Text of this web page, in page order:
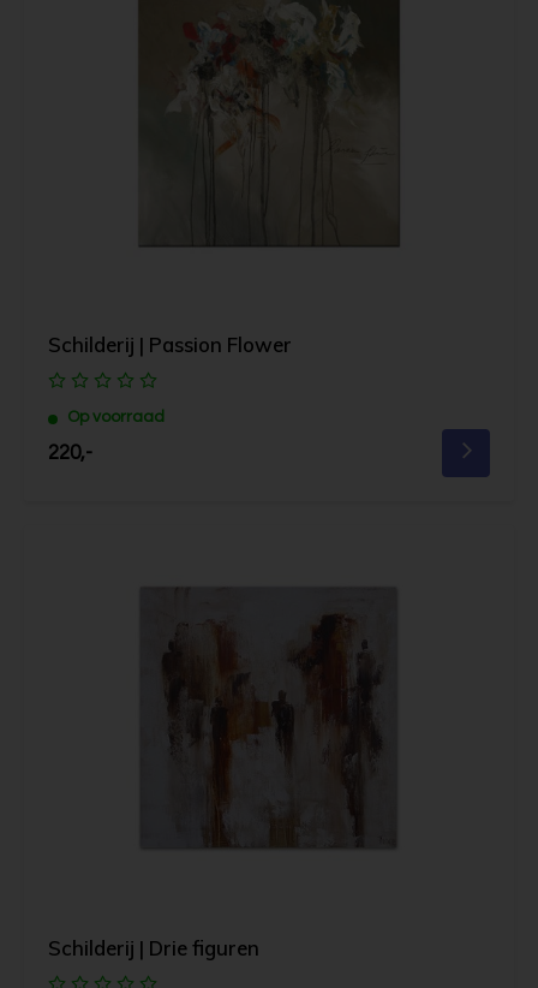
Schilderij | Passion Flower
Op voorraad
220,-
Schilderij | Drie figuren